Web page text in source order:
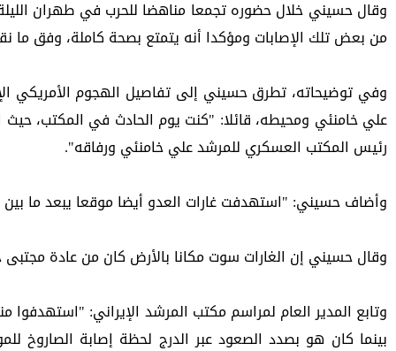
من بعض تلك الإصابات ومؤكدا أنه يتمتع بصحة كاملة، وفق ما
رئيس المكتب العسكري للمرشد علي خامنئي ورفاقه".
وأضاف حسيني: "استهدفت غارات العدو أيضا موقعا يبعد ما بين 70 و80 مترا عن مكان عمل المرشد".
وقال حسيني إن الغارات سوت مكانا بالأرض كان من عادة